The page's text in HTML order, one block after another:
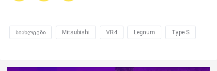
სიახლეები Mitsubishi VR4 Legnum Type S